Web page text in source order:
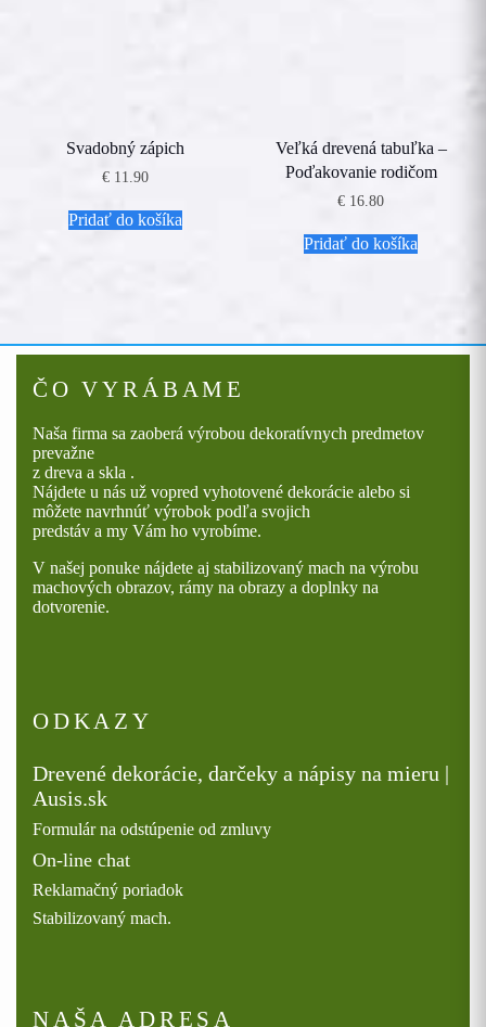
Svadobný zápich
€11.90
Pridať do košíka
Veľká drevená tabuľka –
Poďakovanie rodičom
€ 16.80
Pridať do košíka
ČO VYRÁBAME
Naša firma sa zaoberá výrobou dekoratívnych predmetov
prevažne
z dreva a skla .
Nájdete u nás už vopred vyhotovené dekorácie alebo si
môžete navrhnúť výrobok podľa svojich
predstáv a my Vám ho vyrobíme.
V našej ponuke nájdete aj stabilizovaný mach na výrobu
machových obrazov, rámy na obrazy a doplnky na
dotvorenie.
ODKAZY
Drevené dekorácie, darčeky a nápisy na mieru |
Ausis.sk
Formulár na odstúpenie od zmluvy
On-line chat
Reklamačný poriadok
Stabilizovaný mach.
NAŠA ADRESA